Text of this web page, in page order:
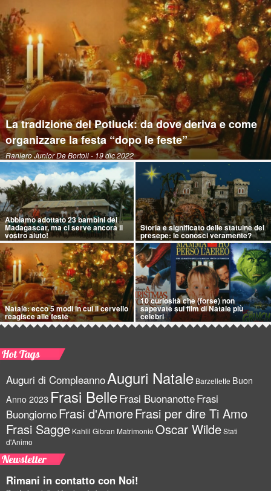
La tradizione del Potluck: da dove deriva e come
organizzare la festa “dopo le feste”
Raniero Junior De Bortoli- 19 dic 2022
Abbiamo adottato 23 bambini del
Madagascar, ma ci serve ancora il
vostro aiuto!
Storia e significato delle statuine del
presepe: le conosci veramente?
Natale: ecco 5 modi in cui il cervello
reagisce alle feste
10 curiosità che (forse) non
sapevate sui film di Natale più
celebri
Hot Tags
Auguri di CompleannoAuguri Natale Barzellette Buon
Anno 2023 Frasi BelleFrasi BuonanotteFrasi
BuongiornoFrasi d'AmoreFrasi per dire Ti Amo
Frasi Sagge Kahlil Gibran Matrimonio Oscar WildeStati
d'Animo
Newsletter
Rimani in contatto con Noi!